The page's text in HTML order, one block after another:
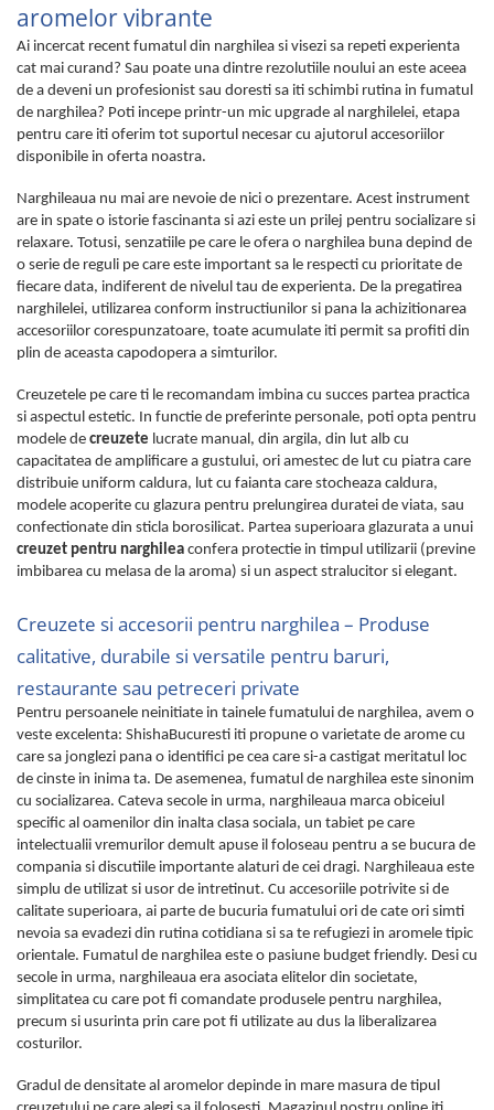
aromelor vibrante
Ai incercat recent fumatul din narghilea si visezi sa repeti experienta
cat mai curand? Sau poate una dintre rezolutiile noului an este aceea
de a deveni un profesionist sau doresti sa iti schimbi rutina in fumatul
de narghilea? Poti incepe printr-un mic upgrade al narghilelei, etapa
pentru care iti oferim tot suportul necesar cu ajutorul accesoriilor
disponibile in oferta noastra.
Narghileaua nu mai are nevoie de nici o prezentare. Acest instrument
are in spate o istorie fascinanta si azi este un prilej pentru socializare si
relaxare. Totusi, senzatiile pe care le ofera o narghilea buna depind de
o serie de reguli pe care este important sa le respecti cu prioritate de
fiecare data, indiferent de nivelul tau de experienta. De la pregatirea
narghilelei, utilizarea conform instructiunilor si pana la achizitionarea
accesoriilor corespunzatoare, toate acumulate iti permit sa profiti din
plin de aceasta capodopera a simturilor.
Creuzetele pe care ti le recomandam imbina cu succes partea practica
si aspectul estetic. In functie de preferinte personale, poti opta pentru
modele de creuzete lucrate manual, din argila, din lut alb cu
capacitatea de amplificare a gustului, ori amestec de lut cu piatra care
distribuie uniform caldura, lut cu faianta care stocheaza caldura,
modele acoperite cu glazura pentru prelungirea duratei de viata, sau
confectionate din sticla borosilicat. Partea superioara glazurata a unui
creuzet pentru narghilea confera protectie in timpul utilizarii (previne
imbibarea cu melasa de la aroma) si un aspect stralucitor si elegant.
Creuzete si accesorii pentru narghilea – Produse
calitative, durabile si versatile pentru baruri,
restaurante sau petreceri private
Pentru persoanele neinitiate in tainele fumatului de narghilea, avem o
veste excelenta: ShishaBucuresti iti propune o varietate de arome cu
care sa jonglezi pana o identifici pe cea care si-a castigat meritatul loc
de cinste in inima ta. De asemenea, fumatul de narghilea este sinonim
cu socializarea. Cateva secole in urma, narghileaua marca obiceiul
specific al oamenilor din inalta clasa sociala, un tabiet pe care
intelectualii vremurilor demult apuse il foloseau pentru a se bucura de
compania si discutiile importante alaturi de cei dragi. Narghileaua este
simplu de utilizat si usor de intretinut. Cu accesoriile potrivite si de
calitate superioara, ai parte de bucuria fumatului ori de cate ori simti
nevoia sa evadezi din rutina cotidiana si sa te refugiezi in aromele tipic
orientale. Fumatul de narghilea este o pasiune budget friendly. Desi cu
secole in urma, narghileaua era asociata elitelor din societate,
simplitatea cu care pot fi comandate produsele pentru narghilea,
precum si usurinta prin care pot fi utilizate au dus la liberalizarea
costurilor.
Gradul de densitate al aromelor depinde in mare masura de tipul